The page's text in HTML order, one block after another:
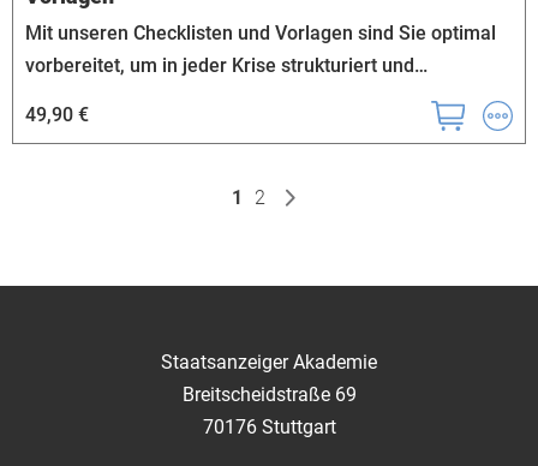
Mit unseren Checklisten und Vorlagen sind Sie optimal
vorbereitet, um in jeder Krise strukturiert und…
49,90 €
1 2
Staatsanzeiger Akademie
Breitscheidstraße 69
70176 Stuttgart